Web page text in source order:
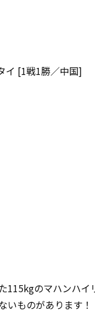
イ [1戦1勝／中国]
のマハンハイ
いものがあります！